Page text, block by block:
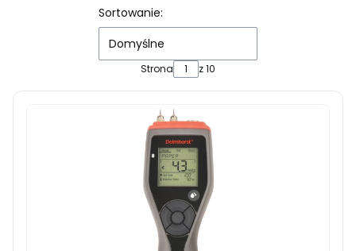
Lista produktów
Sortowanie:
Domyślne
Strona z 10